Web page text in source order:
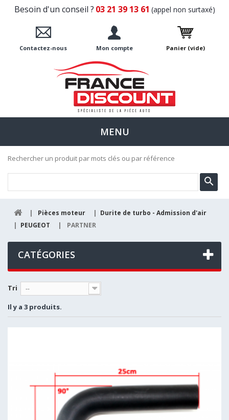
Besoin d'un conseil ? 03 21 39 13 61 (appel non surtaxé)
Contactez-nous Mon compte Panier (vide)
MENU
Rechercher un produit par mots clés ou par référence
| Pièces moteur | Durite de turbo - Admission d'air
| PEUGEOT | PARTNER
CATÉGORIES
Tri --
Il y a 3 produits.